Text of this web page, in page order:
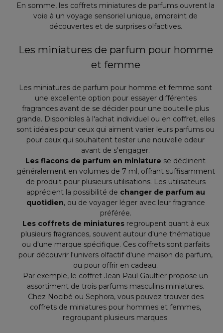
En somme, les coffrets miniatures de parfums ouvrent la
voie à un voyage sensoriel unique, empreint de
découvertes et de surprises olfactives.
Les miniatures de parfum pour homme
et femme
Les miniatures de parfum pour homme et femme sont
une excellente option pour essayer différentes
fragrances avant de se décider pour une bouteille plus
grande. Disponibles à l'achat individuel ou en coffret, elles
sont idéales pour ceux qui aiment varier leurs parfums ou
pour ceux qui souhaitent tester une nouvelle odeur
avant de s'engager.
Les flacons de parfum en miniature se déclinent
généralement en volumes de 7 ml, offrant suffisamment
de produit pour plusieurs utilisations. Les utilisateurs
apprécient la possibilité de changer de parfum au
quotidien, ou de voyager léger avec leur fragrance
préférée.
Les coffrets de miniaturesregroupent quant à eux
plusieurs fragrances, souvent autour d'une thématique
ou d'une marque spécifique. Ces coffrets sont parfaits
pour découvrir l'univers olfactif d'une maison de parfum,
ou pour offrir en cadeau.
Par exemple, le coffret Jean Paul Gaultier propose un
assortiment de trois parfums masculins miniatures.
Chez Nocibé ou Sephora, vous pouvez trouver des
coffrets de miniatures pour hommes et femmes,
regroupant plusieurs marques.